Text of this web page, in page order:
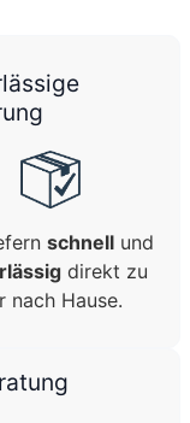
schnellund
direkt zu
nach Hause.